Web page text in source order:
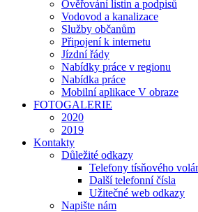
Ověřování listin a podpisů
Vodovod a kanalizace
Služby občanům
Připojení k internetu
Jízdní řády
Nabídky práce v regionu
Nabídka práce
Mobilní aplikace V obraze
FOTOGALERIE
2020
2019
Kontakty
Důležité odkazy
Telefony tísňového
Další telefonní čísla
Užitečné web odkazy
Napište nám